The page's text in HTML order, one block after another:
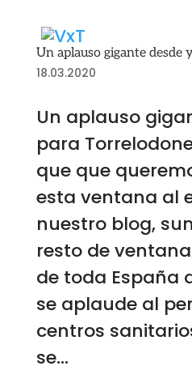
Un aplauso gigante desde
18.03.2020
Un aplauso
para
que que
esta ventana al
nuestro blog,
resto de
de toda España
se aplaude al
centros
se...